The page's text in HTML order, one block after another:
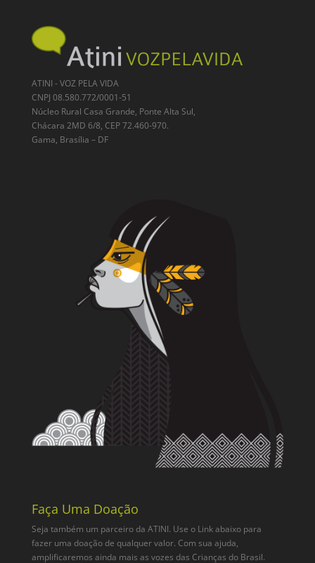
ATINI - VOZ PELA VIDA
CNPJ 08.580.772/0001-51
Núcleo Rural Casa Grande, Ponte Alta Sul,
Chácara 2MD 6/8, CEP 72.460-970.
Gama, Brasília – DF
Faça Uma Doação
Seja também um parceiro da ATINI. Use o Link abaixo para
fazer uma doação de qualquer valor. Com sua ajuda,
amplificaremos ainda mais as vozes das Crianças do Brasil.